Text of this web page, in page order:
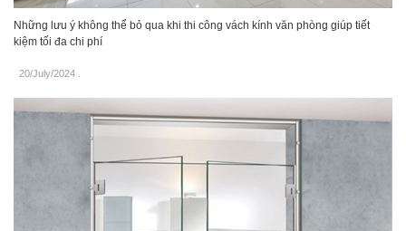
Những lưu ý không thể bỏ qua khi thi công vách kính văn phòng giúp tiết
kiệm tối đa chi phí
20/July/2024